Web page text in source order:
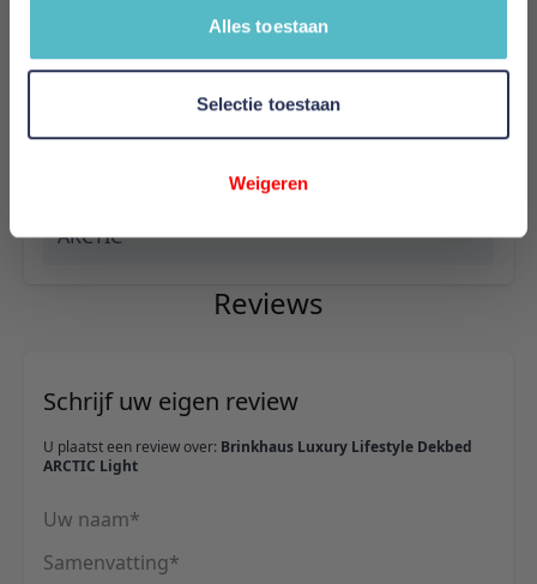
Alles toestaan
Selectie toestaan
Weigeren
Reviews
Schrijf uw eigen review
U plaatst een review over: Brinkhaus Luxury Lifestyle Dekbed
ARCTIC Light
Uw naam
Samenvatting
100% Arctisch eendendons
70g/m²
ARCTIC